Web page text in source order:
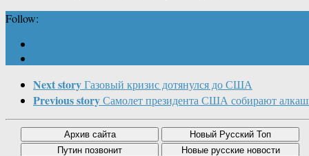
Follow:
Next storyГазовый кризис дотянулся до США
Previous storyСамолет президента США собирают